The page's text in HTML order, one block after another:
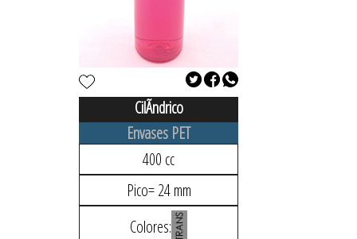
CilÃ­ndrico
Envases PET
400 cc
Pico= 24 mm
Colores: